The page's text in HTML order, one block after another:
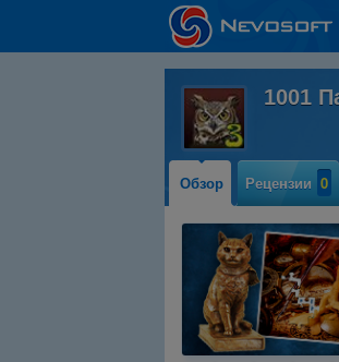
1001
Обзор Рецензии 0